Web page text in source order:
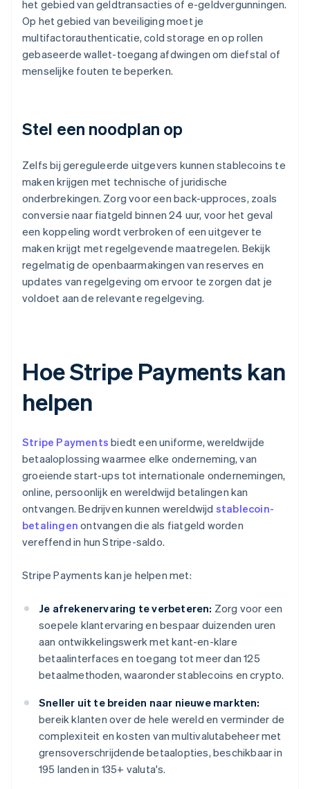
het gebied van geldtransacties of e-geldvergunningen.
Op het gebied van beveiliging moet je
multifactorauthenticatie, cold storage en op rollen
gebaseerde wallet-toegang afdwingen om diefstal of
menselijke fouten te beperken.
Stel een noodplan op
Zelfs bij gereguleerde uitgevers kunnen stablecoins te
maken krijgen met technische of juridische
onderbrekingen. Zorg voor een back-upproces, zoals
conversie naar fiatgeld binnen 24 uur, voor het geval
een koppeling wordt verbroken of een uitgever te
maken krijgt met regelgevende maatregelen. Bekijk
regelmatig de openbaarmakingen van reserves en
updates van regelgeving om ervoor te zorgen dat je
voldoet aan de relevante regelgeving.
Hoe Stripe Payments kan
helpen
Stripe Payments biedt een uniforme, wereldwijde
betaaloplossing waarmee elke onderneming, van
groeiende start-ups tot internationale ondernemingen,
online, persoonlijk en wereldwijd betalingen kan
ontvangen. Bedrijven kunnen wereldwijd stablecoin-
betalingen ontvangen die als fiatgeld worden
vereffend in hun Stripe-saldo.
Stripe Payments kan je helpen met:
Je afrekenervaring te verbeteren: Zorg voor een
soepele klantervaring en bespaar duizenden uren
aan ontwikkelingswerk met kant-en-klare
betaalinterfaces en toegang tot meer dan 125
betaalmethoden, waaronder stablecoins en crypto.
Sneller uit te breiden naar nieuwe markten:
bereik klanten over de hele wereld en verminder de
complexiteit en kosten van multivalutabeheer met
grensoverschrijdende betaalopties, beschikbaar in
195 landen in 135+ valuta's.